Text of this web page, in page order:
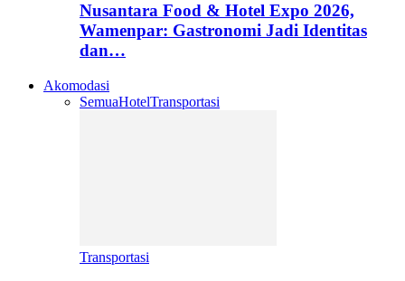
Nusantara Food & Hotel Expo 2026,
Wamenpar: Gastronomi Jadi Identitas
dan…
Akomodasi
SemuaHotelTransportasi
Transportasi